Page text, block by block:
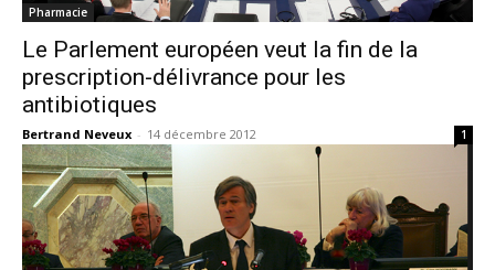
Pharmacie
Le Parlement européen veut la fin de la
prescription-délivrance pour les
antibiotiques
Bertrand Neveux - 14 décembre 2012 1